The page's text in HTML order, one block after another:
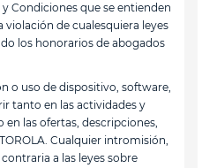
Condiciones que se entienden
de cualesquiera leyes
los honorarios de abogados
o uso de dispositivo, software,
tanto en las actividades y
en las ofertas, descripciones,
Cualquier intromisión,
a las leyes sobre